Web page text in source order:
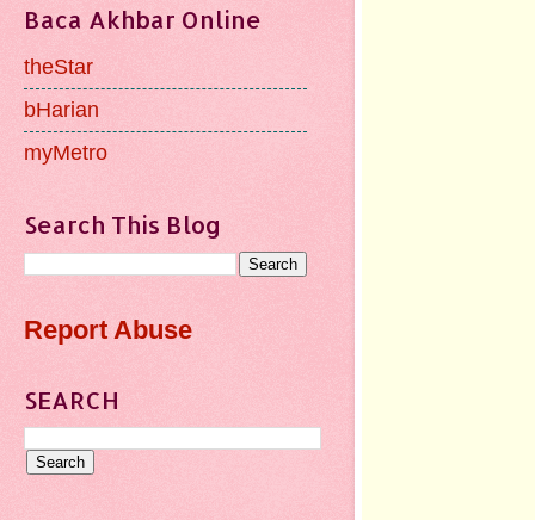
Baca Akhbar Online
theStar
bHarian
myMetro
Search This Blog
Report Abuse
SEARCH